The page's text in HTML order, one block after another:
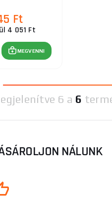
Ft
4 051 Ft
MEGVENNI
6 a 6
NÁLUNK